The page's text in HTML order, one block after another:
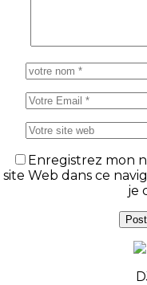
Enregistrez mon
site Web dans ce
je